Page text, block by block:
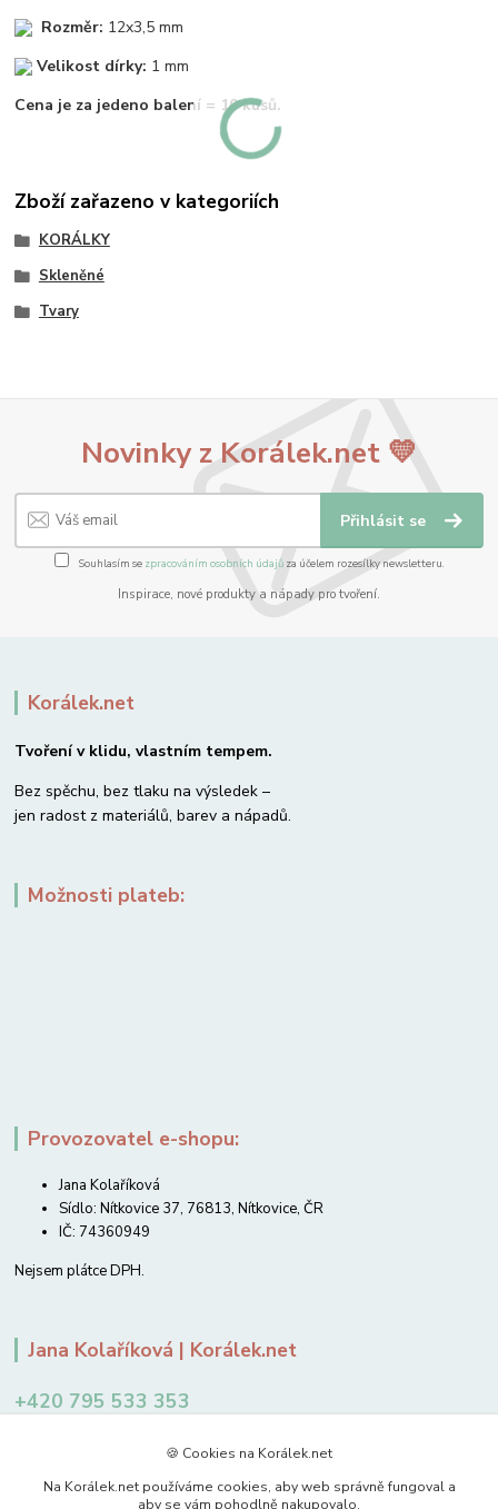
Rozměr: 12x3,5 mm
Velikost dírky: 1 mm
Cena je za jedeno balení = 10 kusů.
Zboží zařazeno v kategoriích
KORÁLKY
Skleněné
Tvary
Novinky z Korálek.net 💛
Přihlásit se
Souhlasím se zpracováním osobních údajůza účelem rozesílky newsletteru.
Inspirace, nové produkty a nápady pro tvoření.
Korálek.net
Tvoření v klidu, vlastním tempem.
Bez spěchu, bez tlaku na výsledek –
jen radost z materiálů, barev a nápadů.
Možnosti plateb:
Provozovatel e-shopu:
Jana Kolaříková
Sídlo: Nítkovice 37, 76813, Nítkovice, ČR
IČ: 74360949
Nejsem plátce DPH.
Jana Kolaříková | Korálek.net
+420 795 533 353
🍪 Cookies na Korálek.net
Na Korálek.net používáme cookies, aby web správně fungoval a
aby se vám pohodlně nakupovalo.